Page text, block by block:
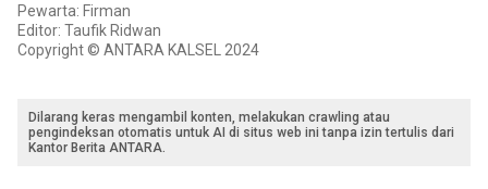
Pewarta: Firman
Editor: Taufik Ridwan
Copyright © ANTARA KALSEL 2024
Dilarang keras mengambil konten, melakukan crawling atau
pengindeksan otomatis untuk AI di situs web ini tanpa izin tertulis dari
Kantor Berita ANTARA.